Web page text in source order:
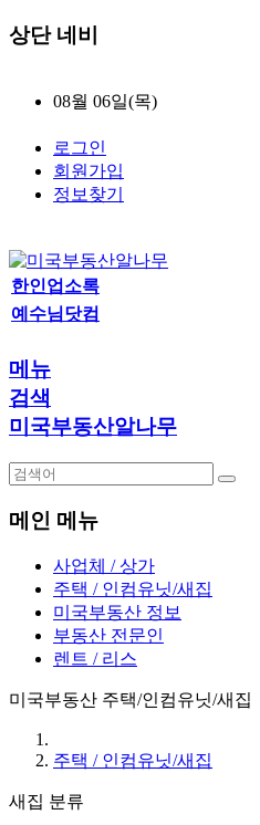
상단 네비
08월 06일(목)
로그인
회원가입
정보찾기
한인업소록
예수님닷컴
메뉴
검색
미국부동산알나무
메인 메뉴
사업체 / 상가
주택 / 인컴유닛/새집
미국부동산 정보
부동산 전문인
렌트 / 리스
미국부동산 주택/인컴유닛/새집
주택 / 인컴유닛/새집
새집 분류